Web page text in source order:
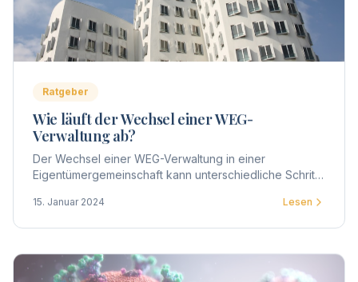
Ratgeber
Wie läuft der Wechsel einer WEG-
Verwaltung ab?
Der Wechsel einer WEG-Verwaltung in einer
Eigentümergemeinschaft kann unterschiedliche Schritte
Übersicht über den Ablauf.
15. Januar 2024 Lesen